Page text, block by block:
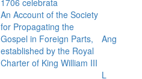
An Account of the Society
for Propagating the
Gospel in Foreign Parts,
established by the Royal
Charter of King William III
Ang
L